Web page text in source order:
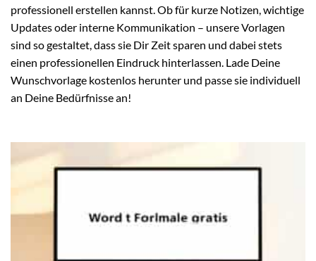
professionell erstellen kannst. Ob für kurze Notizen, wichtige
Updates oder interne Kommunikation – unsere Vorlagen
sind so gestaltet, dass sie Dir Zeit sparen und dabei stets
einen professionellen Eindruck hinterlassen. Lade Deine
Wunschvorlage kostenlos herunter und passe sie individuell
an Deine Bedürfnisse an!